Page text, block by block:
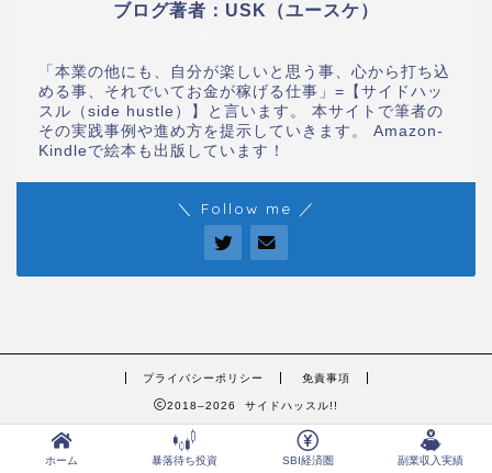
ブログ著者：USK（ユースケ）
「本業の他にも、自分が楽しいと思う事、心から打ち込
める事、それでいてお金が稼げる仕事」=【サイドハッ
スル（side hustle）】と言います。 本サイトで筆者の
その実践事例や進め方を提示していきます。 Amazon-
Kindleで絵本も出版しています！
＼ Follow me ／
プライバシーポリシー 免責事項
2018–2026 サイドハッスル!!
ホーム 暴落待ち投資 SBI経済圏 副業収入実績